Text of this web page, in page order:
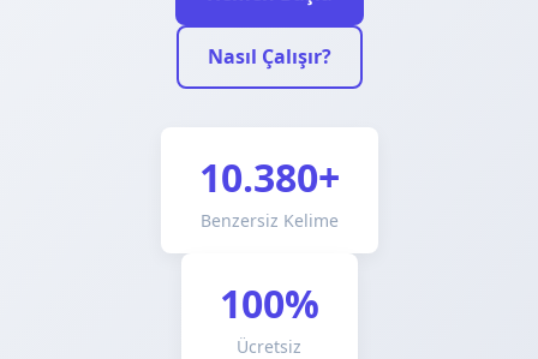
Nasıl Çalışır?
10.380+
Benzersiz Kelime
100%
Ücretsiz